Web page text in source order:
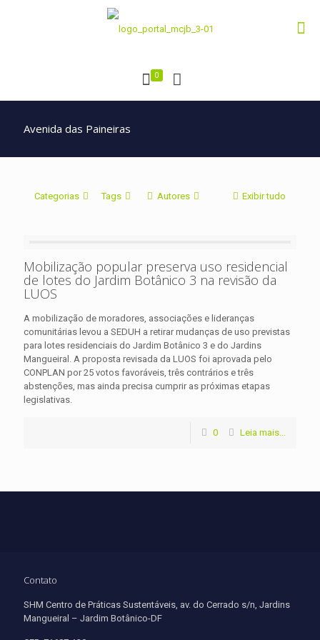
0
Avenida das Paineiras
Categorias Tags Autores Exibir tudo
Mobilização popular preserva uso residencial
de lotes do Jardim Botânico 3 na revisão da
LUOS
A mobilização de moradores, associações e lideranças
comunitárias levou a SEDUH a retirar mudanças de uso previstas
para lotes residenciais do Jardim Botânico 3 e do Jardins
Mangueiral. A proposta revisada da LUOS foi aprovada pelo
CONPLAN por 25 votos favoráveis, três contrários e três
abstenções, mas ainda precisa cumprir as próximas etapas
legislativas.
0 Leia mais...
Contato
SHM Centro de Práticas Sustentáveis, av. do Cerrado s/n, Jardins
Mangueiral – Jardim Botânico-DF